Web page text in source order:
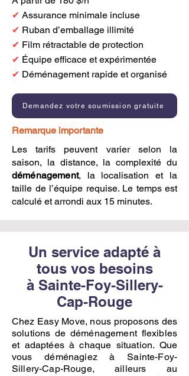
✔ Assurance minimale incluse
✔ Ruban d’emballage illimité
✔ Film rétractable de protection
✔ Équipe efficace et expérimentée
✔ Déménagement rapide et organisé
Demandez votre soumission gratuite
Remarque importante
Les tarifs peuvent varier selon la
saison, la distance, la complexité du
déménagement, la localisation et la
taille de l’équipe requise. Le temps est
calculé et arrondi aux 15 minutes.
Un service adapté à
tous vos besoins
à Sainte-Foy-Sillery-
Cap-Rouge
Chez Easy Move, nous proposons des
solutions de déménagement flexibles
et adaptées à chaque situation. Que
vous déménagiez à Sainte-Foy-
Sillery-Cap-Rouge, ailleurs au